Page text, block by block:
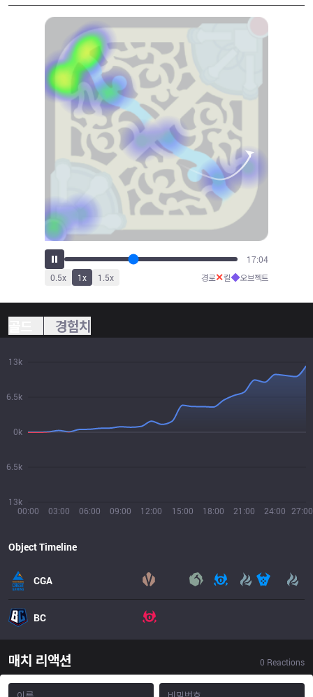
18:23
0.5x 1x 1.5x 경로✕킬◆오브젝트
경험치
00:00 03:00 06:00 09:00 12:00 15:00 18:00 21:00 24:00 27:00
13k
6.5k
0k
6.5k
13k
Object Timeline
CGA
BC
매치 리액션 0 Reactions